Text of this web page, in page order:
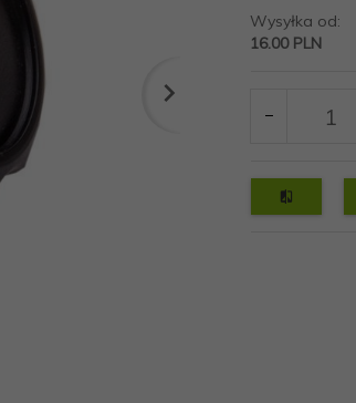
Wysyłka od:
16.00 PLN